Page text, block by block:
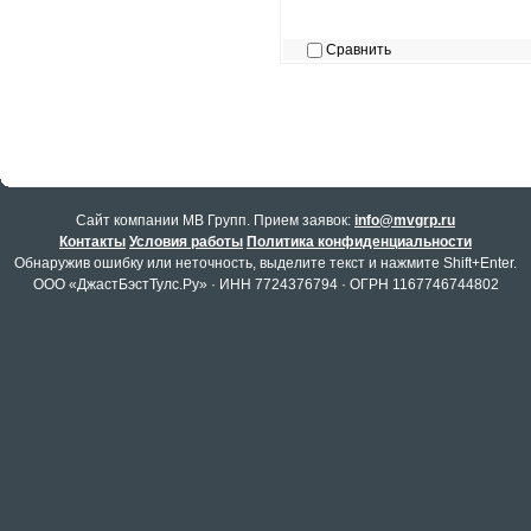
Сравнить
Cайт компании МВ Групп. Прием заявок: info@mvgrp.ru
Контакты Условия работы Политика конфиденциальности
Обнаружив ошибку или неточность, выделите текст и нажмите Shift+Enter.
ООО «ДжастБэстТулс.Ру» · ИНН 7724376794 · ОГРН 1167746744802